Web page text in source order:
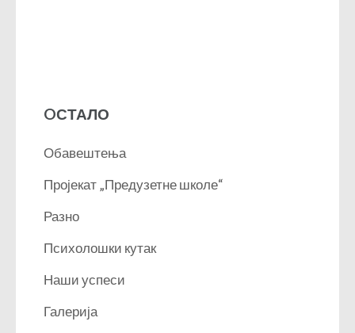
OСТАЛО
Обавештења
Пројекат „Предузетне школе“
Разно
Психолошки кутак
Наши успеси
Галерија